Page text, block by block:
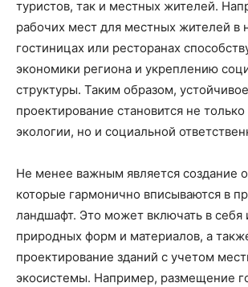
туристов, так и местных жителей.
рабочих мест для местных жителей в
гостиницах или ресторанах
экономики региона и укреплению
структуры. Таким образом, устойчивое
проектирование становится не
экологии, но и социальной
Не менее важным является создание
которые гармонично вписываются в
ландшафт. Это может включать в себя
природных форм и материалов, а
проектирование зданий с учетом
экосистемы. Например, размещение